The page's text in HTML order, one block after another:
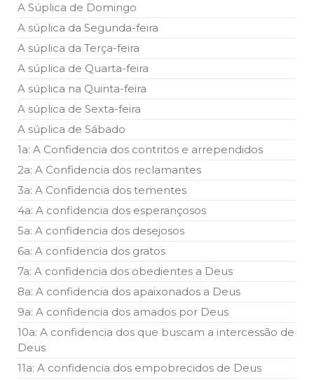
A Súplica de Domingo
A súplica da Segunda-feira
A súplica da Terça-feira
A súplica de Quarta-feira
A súplica na Quinta-feira
A súplica de Sexta-feira
A súplica de Sábado
1a: A Confidencia dos contritos e arrependidos
2a: A Confidencia dos reclamantes
3a: A Confidencia dos tementes
4a: A confidencia dos esperançosos
5a: A confidencia dos desejosos
6a: A confidencia dos gratos
7a: A confidencia dos obedientes a Deus
8a: A confidencia dos apaixonados a Deus
9a: A confidencia dos amados por Deus
10a: A confidencia dos que buscam a intercessão de
Deus
11a: A confidencia dos empobrecidos de Deus